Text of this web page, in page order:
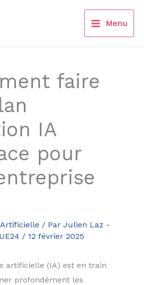
Menu
faire
IA
pour
/ Par Julien Laz -
/ 12 février 2025
artificielle (IA) est en train
profondément les